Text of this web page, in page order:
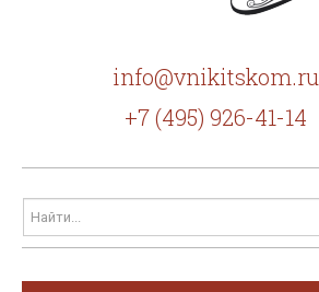
info@vnikitskom.ru
+7 (495) 926-41-14